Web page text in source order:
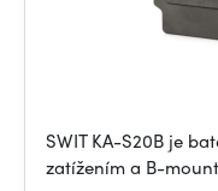
SWIT KA-S20B je
zatížením a B-